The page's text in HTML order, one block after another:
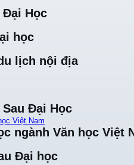
Đại Học
học
lịch nội địa
Đại Học
Việt Nam
ngành Văn học Việt
Đại học